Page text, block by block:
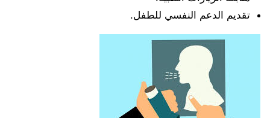
تقديم الدعم النفسي للطفل.